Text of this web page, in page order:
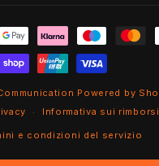
Powered by
Informativa sui rimborsi
e condizioni del servizio